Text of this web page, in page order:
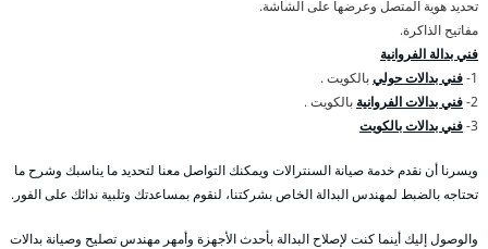
تحديد هوية المتصل وعرضها على الشاشة.
مفاتيح الذاكرة.
فني بدالة الفروانية
1- فني بدالات حوليبالكويت .
2- فني بدالات الفروانية بالكويت .
3- فني بدالات بالكويت
ويسرنا أن نقدم خدمة صيانة السنترالات ويمكنك التواصل معنا لتحديد ما يناسبك وشرح ما
تحتاجه بالضبط لمهندس البدالة الخاص بشركتنا، لنقوم بمساعدتك وتلبية ندائك على الفور.
والوصول إليك أينما كنت لإصلاح البدالة بأحدث الأجهزة وأمهر مهندس تصليح وصيانة بدالات